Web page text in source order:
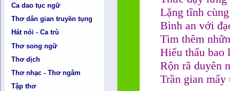
Ca dao tục ngữ
Thơ dân gian truyền tụng
Hát nói - Ca trù
Thơ song ngữ
Thơ dịch
Thơ nhạc - Thơ ngâm
Tập thơ
Lặng tĩnh
Bình an với
Tìm thêm
Hiểu thấu bao
Rộn rã duyên
Trần gian